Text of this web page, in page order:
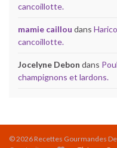
cancoillotte.
mamie caillou dans
cancoillotte.
Jocelyne Debon dans
champignons et lardons.
© 2026 Recettes Gourmandes De